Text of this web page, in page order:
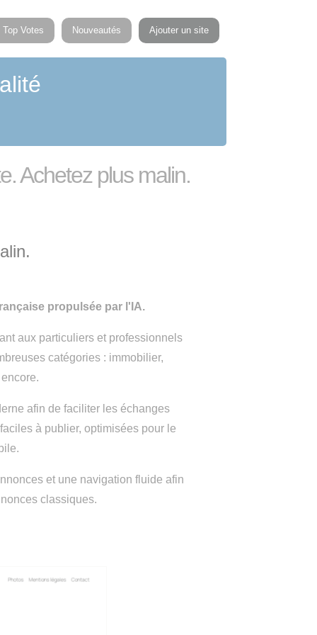
Top Votes Nouveautés Ajouter un site
Achetez plus malin.
propulsée par l'IA.
aux particuliers et professionnels
catégories : immobilier,
afin de faciliter les échanges
à publier, optimisées pour le
et une navigation fluide afin
classiques.